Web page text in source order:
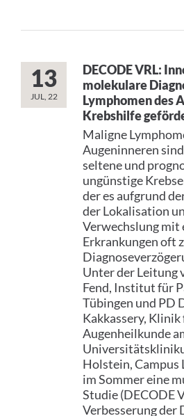
13
JUL, 22
DECODE VRL:
molekulare
Lymphomen des
Krebshilfe
Maligne
Augeninneren
seltene und
ungünstige
der es aufgrund
der Lokalisation
Verwechslung mit
Erkrankungen oft
Unter der Leitung
Fend, Institut für
Tübingen und PD
Kakkassery, Klinik
Augenheilkunde
Holstein, Campus
im Sommer eine
Studie (DECODE
Verbesserung der